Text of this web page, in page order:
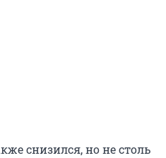
снизился, но не столь